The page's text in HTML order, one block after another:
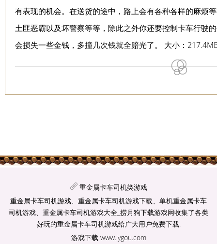
有表现的机会。在送货的途中，路上会有各种各样的麻烦
土匪恶霸以及坏警察等等，除此之外你还要控制卡车行驶
会损失一些金钱，多撞几次钱就全赔光了。 大小：
重金属卡车司机类游戏
重金属卡车司机游戏、重金属卡车司机游戏下载、单机重金属卡车
司机游戏、重金属卡车司机游戏大全_捞月狗下载游戏网收集了各类
好玩的重金属卡车司机游戏给广大用户免费下载.
游戏下载www.lygou.com